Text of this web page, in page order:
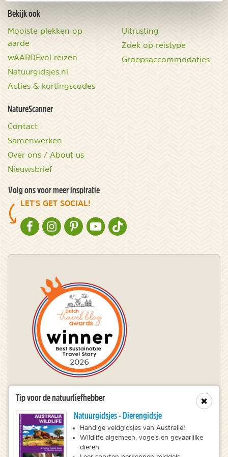
Bekijk ook
Mooiste plekken op
aarde
wAARDEvol reizen
Natuurgidsjes.nl
Acties & kortingscodes
Uitrusting
Zoek op reistype
Groepsaccommodaties
NatureScanner
Contact
Samenwerken
Over ons / About us
Nieuwsbrief
Volg ons voor meer inspiratie
LET'S GET SOCIAL!
NATURESCANNER OP FACEBOOK
NATURESCANNER OP INSTAGRAM
NATURESCANNER OP PINTEREST
NATURESCANNER OP YOUTUBE
NATURESCANNER OP TIKTOK
Winnaar Dutch Travel Blog Awards
© 2010 – 2026 NatureScanner.nl
Veelgestelde vragen
Sluit
Tip voor de natuurliefhebber
Natuurgidsjes - Dierengidsje
Handige veldgidsjes van Australië!
Wildlife algemeen, vogels en gevaarlijke
dieren.